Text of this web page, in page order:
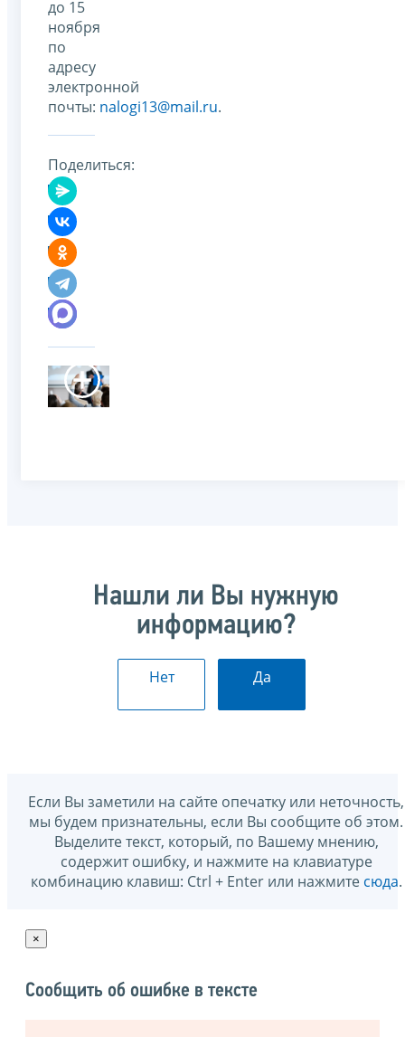
до 15
ноября
по
адресу
электронной
почты: nalogi13@mail.ru.
Поделиться:
Нашли ли Вы нужную
информацию?
Нет Да
Если Вы заметили на сайте опечатку или неточность,
мы будем признательны, если Вы сообщите об этом.
Выделите текст, который, по Вашему мнению,
содержит ошибку, и нажмите на клавиатуре
комбинацию клавиш: Ctrl + Enter или нажмите сюда.
×
Сообщить об ошибке в тексте